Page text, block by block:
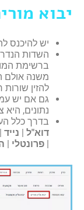
יבוא
יש להיכנס
השדות
ברשימת
משנה אולם
להזין שורות
גם אם יש
נתונים, היא
בדרך כלל
דוא"ל | נייד |
| פרונטלי |